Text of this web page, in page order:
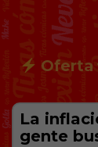
Oferta
La
gente